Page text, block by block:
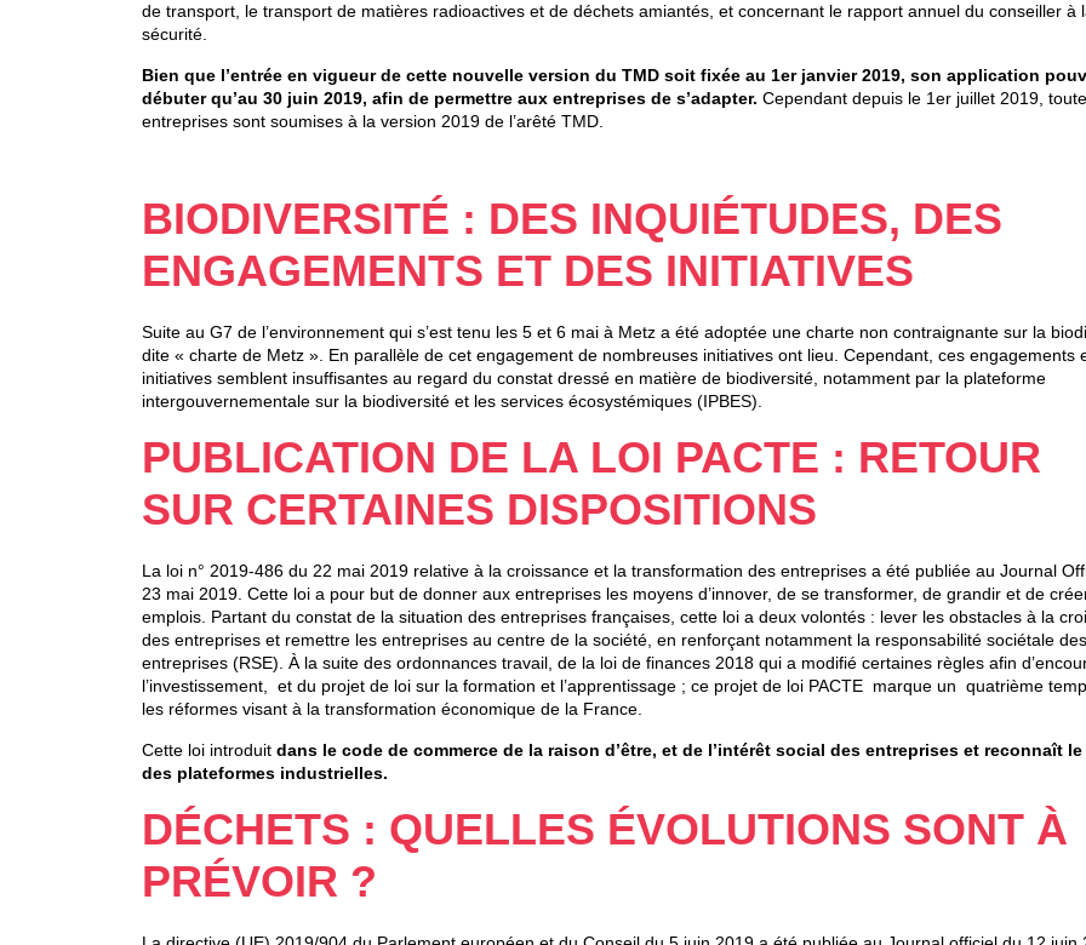
de transport, le transport de matières radioactives et de déchets amiantés, et concernant le rapport annuel du conseiller à
sécurité.
Bien que l’entrée en vigueur de cette nouvelle version du TMD soit fixée au 1er janvier 2019, son application
débuter qu’au 30 juin 2019, afin de permettre aux entreprises de s’adapter. Cependant depuis le 1er juillet 2019,
entreprises sont soumises à la version 2019 de l’arêté TMD.
BIODIVERSITÉ : DES INQUIÉTUDES, DES
ENGAGEMENTS ET DES INITIATIVES
Suite au G7 de l’environnement qui s’est tenu les 5 et 6 mai à Metz a été adoptée une charte non contraignante sur la
dite « charte de Metz ». En parallèle de cet engagement de nombreuses initiatives ont lieu. Cependant, ces engagements
initiatives semblent insuffisantes au regard du constat dressé en matière de biodiversité, notamment par la plateforme
intergouvernementale sur la biodiversité et les services écosystémiques (IPBES).
PUBLICATION DE LA LOI PACTE : RETOUR
SUR CERTAINES DISPOSITIONS
La loi n° 2019-486 du 22 mai 2019 relative à la croissance et la transformation des entreprises a été publiée au Journal
23 mai 2019. Cette loi a pour but de donner aux entreprises les moyens d’innover, de se transformer, de grandir et de
emplois. Partant du constat de la situation des entreprises françaises, cette loi a deux volontés : lever les obstacles à la
des entreprises et remettre les entreprises au centre de la société, en renforçant notamment la responsabilité sociétale des
entreprises (RSE). À la suite des ordonnances travail, de la loi de finances 2018 qui a modifié certaines règles afin
l’investissement, et du projet de loi sur la formation et l’apprentissage ; ce projet de loi PACTE marque un quatrième
les réformes visant à la transformation économique de la France.
Cette loi introduit dans le code de commerce de la raison d’être, et de l’intérêt social des entreprises et reconnaît
des plateformes industrielles.
DÉCHETS : QUELLES ÉVOLUTIONS SONT À
PRÉVOIR ?